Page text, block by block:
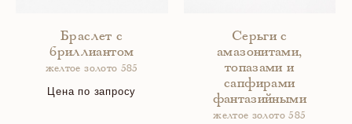
Браслет с
бриллиантом
желтое золото 585
Цена по запросу
Серьги с
амазонитами,
топазами и
сапфирами
фантазийными
желтое золото 585